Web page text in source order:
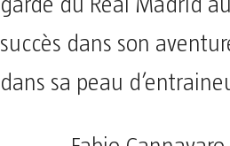
garde du Real Madrid
succès dans son
dans sa peau